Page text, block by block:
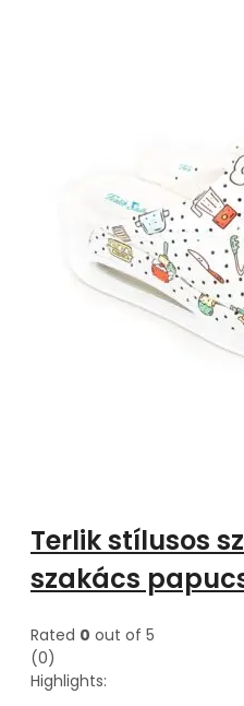
Terlik stílusos
szakács
Rated 0 out of 5
(0)
Highlights: